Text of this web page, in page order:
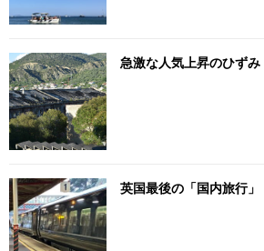
急激な人気上昇のひずみ
英国最後の「国内旅行」